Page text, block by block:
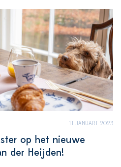
11 JANUARI 2023
op het nieuwe
der Heijden!